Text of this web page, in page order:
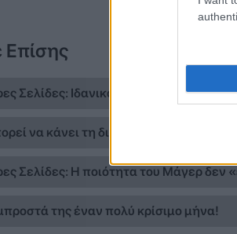
Επίσης
Σελίδες: Ιδανικό φινάλε στην
να κάνει τη διαφορά – Η ΑΕΚ έχει
Σελίδες: Η ποιότητα του Μάγερ δεν
της έναν πολύ κρίσιμο μήνα!